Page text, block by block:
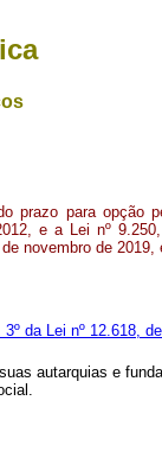
prazo para opção
e a Lei nº
novembro de
3º da Lei nº 12.618,
autarquias e